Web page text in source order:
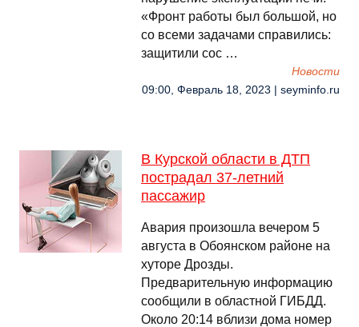
«Фронт работы был большой, но
со всеми задачами справились:
защитили сос …
Новости
09:00, Февраль 18, 2023 | seyminfo.ru
В Курской области в ДТП
пострадал 37-летний
пассажир
Авария произошла вечером 5
августа в Обоянском районе на
хуторе Дрозды.
Предварительную информацию
сообщили в областной ГИБДД.
Около 20:14 вблизи дома номер